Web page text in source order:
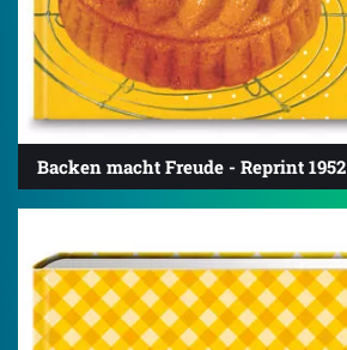
Backen macht Freude - Reprint 1952